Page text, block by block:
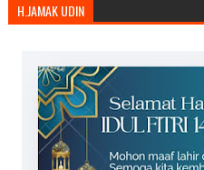
H.JAMAK UDIN